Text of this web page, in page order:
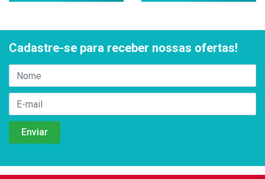
Cadastre-se para receber nossas ofertas!